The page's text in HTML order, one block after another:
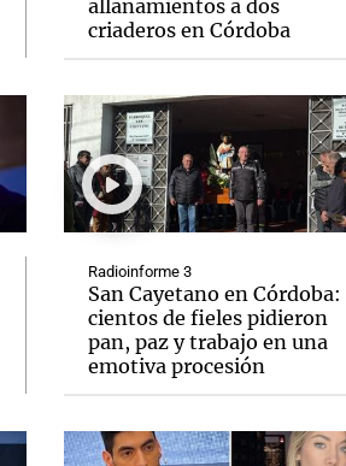
allanamientos a dos
criaderos en Córdoba
Radioinforme 3
San Cayetano en Córdoba:
cientos de fieles pidieron
pan, paz y trabajo en una
emotiva procesión
Notas